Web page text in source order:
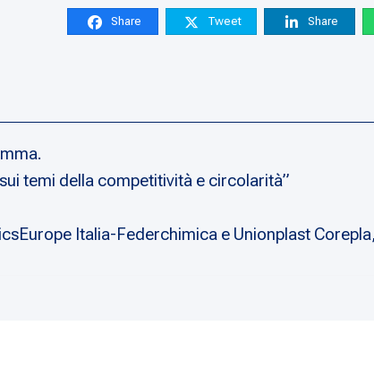
Share Tweet Share
temi della competitività e circolarità”
Italia-Federchimica e Unionplast